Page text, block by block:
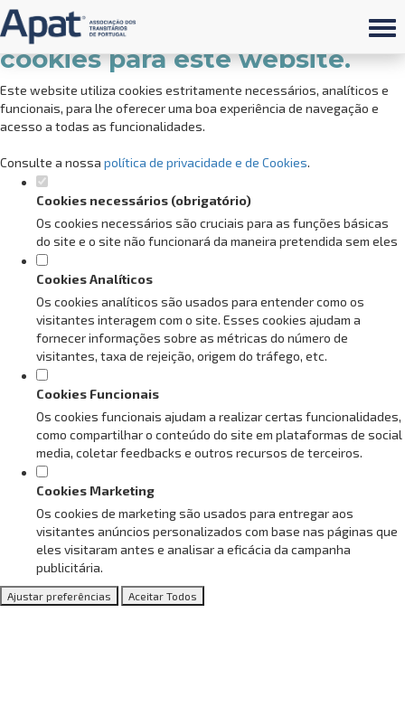
Defina as suas preferências de
cookies para este website.
Este website utiliza cookies estritamente necessários, analíticos e
funcionais, para lhe oferecer uma boa experiência de navegação e
acesso a todas as funcionalidades.
Consulte a nossa política de privacidade e de Cookies.
Cookies necessários (obrigatório)
Os cookies necessários são cruciais para as funções básicas
do site e o site não funcionará da maneira pretendida sem eles
Cookies Analíticos
Os cookies analíticos são usados para entender como os
visitantes interagem com o site. Esses cookies ajudam a
fornecer informações sobre as métricas do número de
visitantes, taxa de rejeição, origem do tráfego, etc.
Cookies Funcionais
Os cookies funcionais ajudam a realizar certas funcionalidades,
como compartilhar o conteúdo do site em plataformas de social
media, coletar feedbacks e outros recursos de terceiros.
Cookies Marketing
Os cookies de marketing são usados para entregar aos
visitantes anúncios personalizados com base nas páginas que
eles visitaram antes e analisar a eficácia da campanha
publicitária.
Ajustar preferências Aceitar Todos